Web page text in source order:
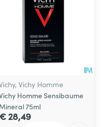
Vichy Homme
Homme Sensibaume
75ml
€ 28,49